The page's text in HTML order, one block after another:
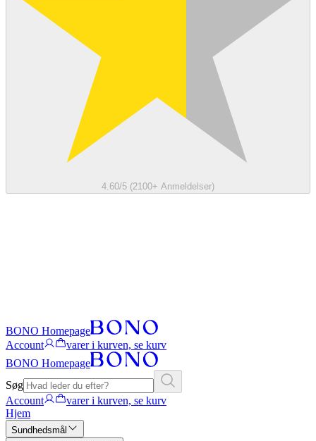
4.60/5 (2100+ Anmeldelser)
BONO Homepage
Account
varer i kurven, se kurv
BONO Homepage
Søg
Account
varer i kurven, se kurv
Hjem
Sundhedsmål